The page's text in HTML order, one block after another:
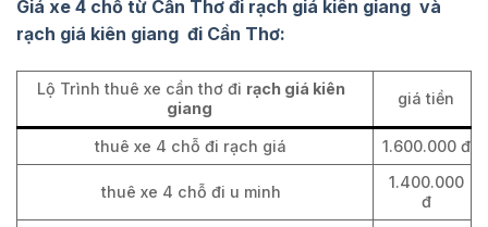
Giá xe 4 chỗ từ Cần Thơ đi rạch giá kiên giang và
rạch giá kiên giang đi Cần Thơ:
Lộ Trình thuê xe cần thơ đi rạch giá kiên
giang
giá tiền
thuê xe 4 chỗ đi rạch giá 1.600.000 đ
thuê xe 4 chỗ đi u minh
1.400.000
đ